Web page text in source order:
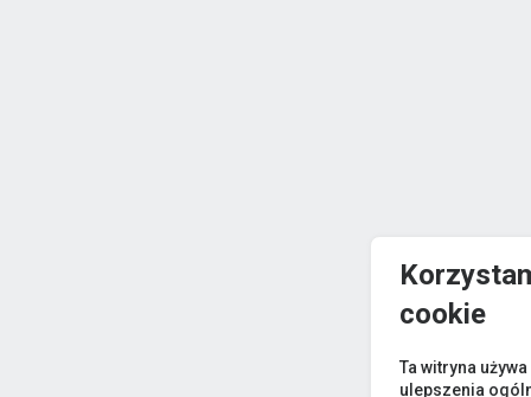
cookie
Ta witryna
ulepszenia